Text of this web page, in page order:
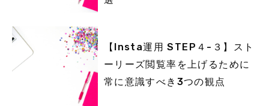
【Insta運用 STEP４-３】スト
ーリーズ閲覧率を上げるために
常に意識すべき3つの観点